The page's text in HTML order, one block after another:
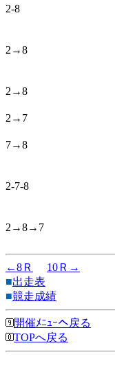
2-8
2→8
2→8
2→7
7→8
2-7-8
2→8→7
←8Ｒ
10Ｒ→
■出走表
■競走成績
開催ﾒﾆｭｰへ戻る
TOPへ戻る